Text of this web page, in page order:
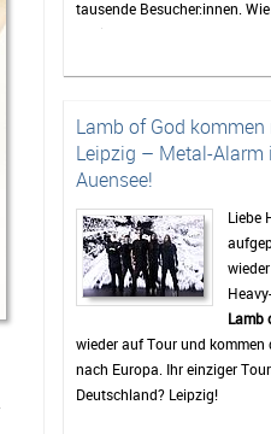
tausende Besucher:innen.
zahlreiche Fans aus ganz
die sich auf drei Tage mit
Das Highfield gehört seit
bekanntesten Festivals
die Mischung aus Rock, Indie,
sorgt dafür, dass jedes Jahr
Publikum zusammenkommt.
wieder viele bekannte
Programm, die Besucher vor
Feiern bringen sollen.
werden mit Spannung
auch die kleineren Bands.
Mindestens genauso wichtig
für viele Gäste das Leben auf
Dort beginnt das
Lamb of God kommen
Leipzig – Metal-Alarm
Auensee!
Liebe
Lamb
wieder auf Tour und kommen
nach Europa. Ihr einziger
Deutschland? Leipzig!